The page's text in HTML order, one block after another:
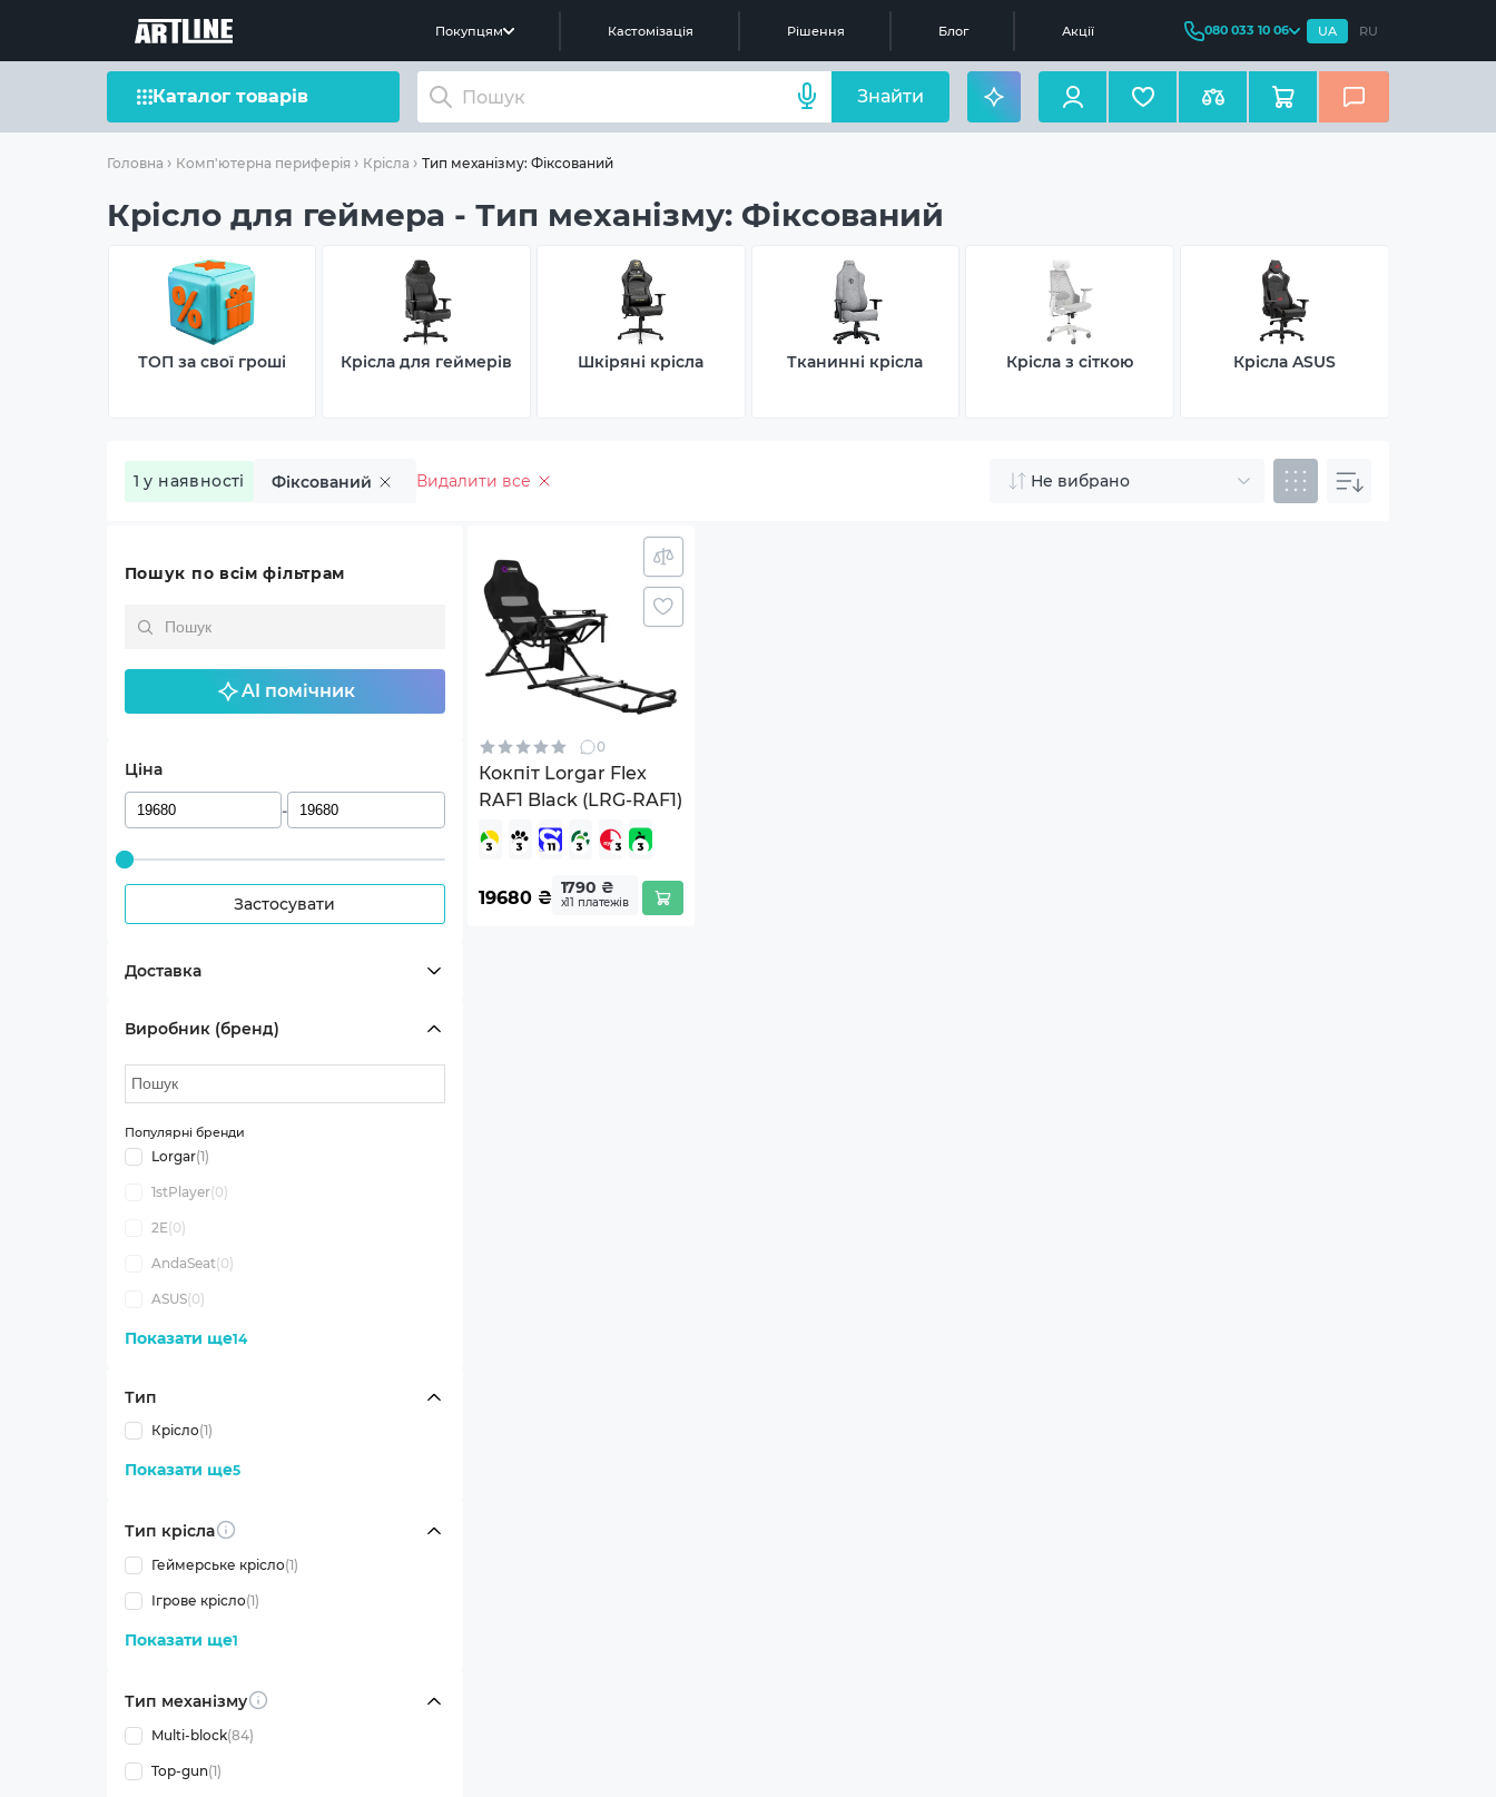
Покупцям Кастомізація Рішення Блог Акції 080 033 10 06 UA RU
Каталог товарів Знайти
Головна Комп'ютерна периферія Крісла Тип механізму: Фіксований
Крісло для геймера - Тип механізму: Фіксований
ТОП за свої гроші Крісла для геймерів Шкіряні крісла Тканинні крісла Крісла з сіткою Крісла ASUS
1 у наявності Фіксований Видалити все Не вибрано
Пошук по всім фільтрам
AI помічник
Ціна
-
Застосувати
Доставка
Виробник (бренд)
Популярні бренди
Lorgar(1)
1stPlayer(0)
2E(0)
AndaSeat(0)
ASUS(0)
Показати ще14
Тип
Крісло(1)
Показати ще5
Тип крісла Info
Геймерське крісло(1)
Ігрове крісло(1)
Показати ще1
Тип механізму Info
Multi-block(84)
Top-gun(1)
0
Кокпіт Lorgar Flex
RAF1 Black (LRG-RAF1)
19680₴ 1790 ₴
х11 платежів